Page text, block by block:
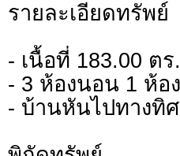
รายละเอียดทรัพย์
- เนื้อที่ 183.00 ต
- 3 ห้องนอน 1 ห้อ
- บ้านหันไปทางทิ